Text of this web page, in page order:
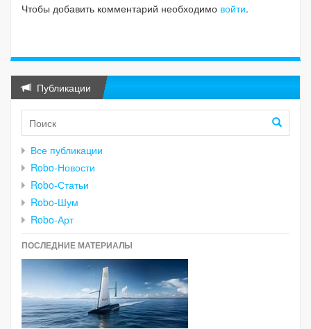
Чтобы добавить комментарий необходимо войти.
Публикации
Все публикации
Robo-Новости
Robo-Статьи
Robo-Шум
Robo-Арт
ПОСЛЕДНИЕ МАТЕРИАЛЫ